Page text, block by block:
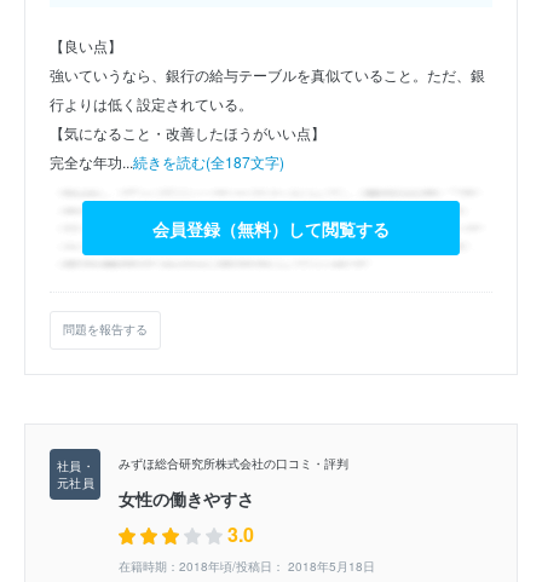
【良い点】
強いていうなら、銀行の給与テーブルを真似ていること。ただ、銀
行よりは低く設定されている。
【気になること・改善したほうがいい点】
完全な年功...続きを読む(全187文字)
会員登録（無料）して閲覧する
問題を報告する
みずほ総合研究所株式会社の口コミ・評判
女性の働きやすさ
3.0
在籍時期：2018年頃/投稿日： 2018年5月18日